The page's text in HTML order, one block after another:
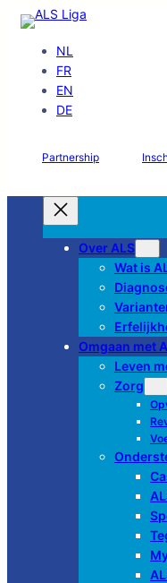
NL
FR
EN
DE
Partnership
Over ALS
Wat is
Omgaan met
Leven
Zorg